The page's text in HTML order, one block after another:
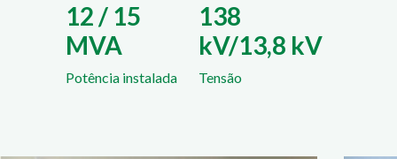
12 / 15
MVA
Potência instalada
138
kV/13,8 kV
Tensão